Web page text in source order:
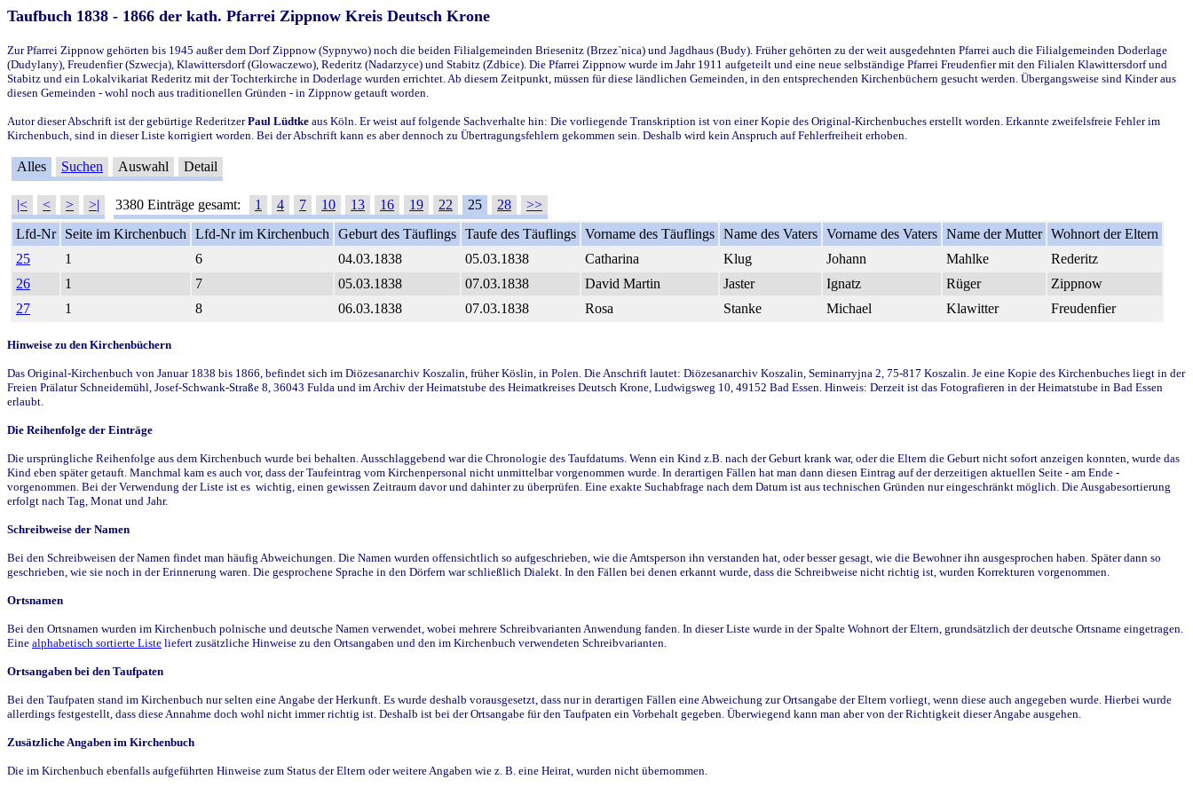
Taufbuch 1838 - 1866 der kath. Pfarrei Zippnow Kreis Deutsch Krone
Zur Pfarrei Zippnow gehörten bis 1945 außer dem Dorf Zippnow (Sypnywo) noch die beiden Filialgemeinden Briesenitz (Brzez`nica) und Jagdhaus (Budy). Früher gehörten zu der weit ausgedehnten Pfarrei auch die Filialgemeinden Doderlage
(Dudylany), Freudenfier (Szwecja), Klawittersdorf (Glowaczewo), Rederitz (Nadarzyce) und Stabitz (Zdbice). Die Pfarrei Zippnow wurde im Jahr 1911 aufgeteilt und eine neue selbständige Pfarrei Freudenfier mit den Filialen Klawittersdorf und
Stabitz und ein Lokalvikariat Rederitz mit der Tochterkirche in Doderlage wurden errichtet. Ab diesem Zeitpunkt, müssen für diese ländlichen Gemeinden, in den entsprechenden Kirchenbüchern gesucht werden. Übergangsweise sind Kinder aus
diesen Gemeinden - wohl noch aus traditionellen Gründen - in Zippnow getauft worden.
Autor dieser Abschrift ist der gebürtige RederitzerPaul Lüdtke aus Köln. Er weist auf folgende Sachverhalte hin: Die vorliegende Transkription ist von einer Kopie des Original-Kirchenbuches erstellt worden. Erkannte zweifelsfreie Fehler im
Kirchenbuch, sind in dieser Liste korrigiert worden. Bei der Abschrift kann es aber dennoch zu Übertragungsfehlern gekommen sein. Deshalb wird kein Anspruch auf Fehlerfreiheit erhoben.
Alles Suchen Auswahl Detail
|< < > >| 3380 Einträge gesamt: 1 4 7 10 13 16 19 22 25 28
>>
Lfd-Nr
Seite im Kirchenbuch Lfd-Nr im Kirchenbuch Geburt des Täuflings Taufe des Täuflings Vorname des Täuflings Name des Vaters Vorname des Vaters Name der Mutter Wohnort der Eltern
25
1 6 04.03.1838 05.03.1838 Catharina Klug Johann Mahlke
Rederitz
26
1 7 05.03.1838 07.03.1838 David Martin Jaster Ignatz Rüger
Zippnow
27
1 8 06.03.1838 07.03.1838 Rosa Stanke Michael Klawitter Freudenfier
Hinweise zu den Kirchenbüchern
Das Original-Kirchenbuch von Januar 1838 bis 1866, befindet sich im Diözesanarchiv Koszalin, früher Köslin, in Polen. Die Anschrift lautet: Diözesanarchiv Koszalin, Seminarryjna 2, 75-817 Koszalin. Je eine Kopie des Kirchenbuches liegt in der
Freien Prälatur Schneidemühl, Josef-Schwank-Straße 8, 36043 Fulda und im Archiv der Heimatstube des Heimatkreises Deutsch Krone, Ludwigsweg 10, 49152 Bad Essen. Hinweis: Derzeit ist das Fotografieren in der Heimatstube in Bad Essen
erlaubt.
Die Reihenfolge der Einträge
Die ursprüngliche Reihenfolge aus dem Kirchenbuch wurde bei behalten. Ausschlaggebend war die Chronologie des Taufdatums. Wenn ein Kind z.B. nach der Geburt krank war, oder die Eltern die Geburt nicht sofort anzeigen konnten, wurde das
Kind eben später getauft. Manchmal kam es auch vor, dass der Taufeintrag vom Kirchenpersonal nicht unmittelbar vorgenommen wurde. In derartigen Fällen hat man dann diesen Eintrag auf der derzeitigen aktuellen Seite - am Ende -
vorgenommen. Bei der Verwendung der Liste ist es wichtig, einen gewissen Zeitraum davor und dahinter zu überprüfen. Eine exakte Suchabfrage nach dem Datum ist aus technischen Gründen nur eingeschränkt möglich. Die Ausgabesortierung
erfolgt nach Tag, Monat und Jahr.
Schreibweise der Namen
Bei den Schreibweisen der Namen findet man häufig Abweichungen. Die Namen wurden offensichtlich so aufgeschrieben, wie die Amtsperson ihn verstanden hat, oder besser gesagt, wie die Bewohner ihn ausgesprochen haben. Später dann so
geschrieben, wie sie noch in der Erinnerung waren. Die gesprochene Sprache in den Dörfern war schließlich Dialekt. In den Fällen bei denen erkannt wurde, dass die Schreibweise nicht richtig ist, wurden Korrekturen vorgenommen.
Ortsnamen
Bei den Ortsnamen wurden im Kirchenbuch polnische und deutsche Namen verwendet, wobei mehrere Schreibvarianten Anwendung fanden. In dieser Liste wurde in der Spalte Wohnort der Eltern, grundsätzlich der deutsche Ortsname eingetragen.
Eine alphabetisch sortierte Liste liefert zusätzliche Hinweise zu den Ortsangaben und den im Kirchenbuch verwendeten Schreibvarianten.
Ortsangaben bei den Taufpaten
Bei den Taufpaten stand im Kirchenbuch nur selten eine Angabe der Herkunft. Es wurde deshalb vorausgesetzt, dass nur in derartigen Fällen eine Abweichung zur Ortsangabe der Eltern vorliegt, wenn diese auch angegeben wurde. Hierbei wurde
allerdings festgestellt, dass diese Annahme doch wohl nicht immer richtig ist. Deshalb ist bei der Ortsangabe für den Taufpaten ein Vorbehalt gegeben. Überwiegend kann man aber von der Richtigkeit dieser Angabe ausgehen.
Zusätzliche Angaben im Kirchenbuch
Die im Kirchenbuch ebenfalls aufgeführten Hinweise zum Status der Eltern oder weitere Angaben wie z. B. eine Heirat, wurden nicht übernommen.